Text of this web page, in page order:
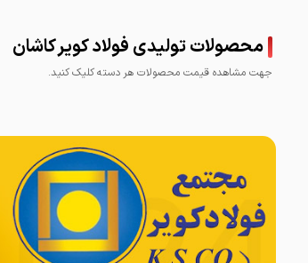
محصولات تولیدی فولاد کویر کاشان
جهت مشاهده قیمت محصولات هر دسته کلیک کنید.